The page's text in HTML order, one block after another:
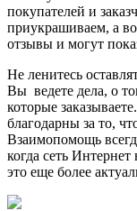
покупателей и
приукрашиваем, а
отзывы и могут
Не ленитесь
Вы ведете дела, о
которые
благодарны за то,
Взаимопомощь
когда сеть
это еще более